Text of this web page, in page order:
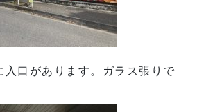
入口があります。ガラス張りで